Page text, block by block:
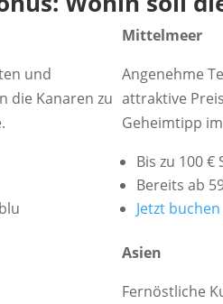
und
die Kanaren zu
Mittelmeer
Angenehme
attraktive
Geheimtipp
Bis zu 100
Bereits ab
Jetzt
Asien
Fernöstliche